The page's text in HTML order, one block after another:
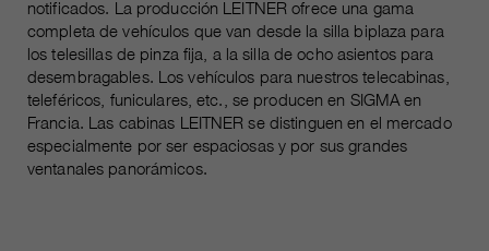
notificados. La producción LEITNER ofrece una gama
completa de vehículos que van desde la silla biplaza para
los telesillas de pinza fija, a la silla de ocho asientos para
desembragables. Los vehículos para nuestros telecabinas,
teleféricos, funiculares, etc., se producen en SIGMA en
Francia. Las cabinas LEITNER se distinguen en el mercado
especialmente por ser espaciosas y por sus grandes
ventanales panorámicos.
proveedor sgalinski Cookie Opt In
duración 30 días
fin
Guarda la configuración de la
cookie seleccionada por el
usuario.
kürzer.
Estas cookies son utilizadas por
Google Analytics para recopilar
diversos tipos de información de
uso, incluida información personal
y no personal. Para más